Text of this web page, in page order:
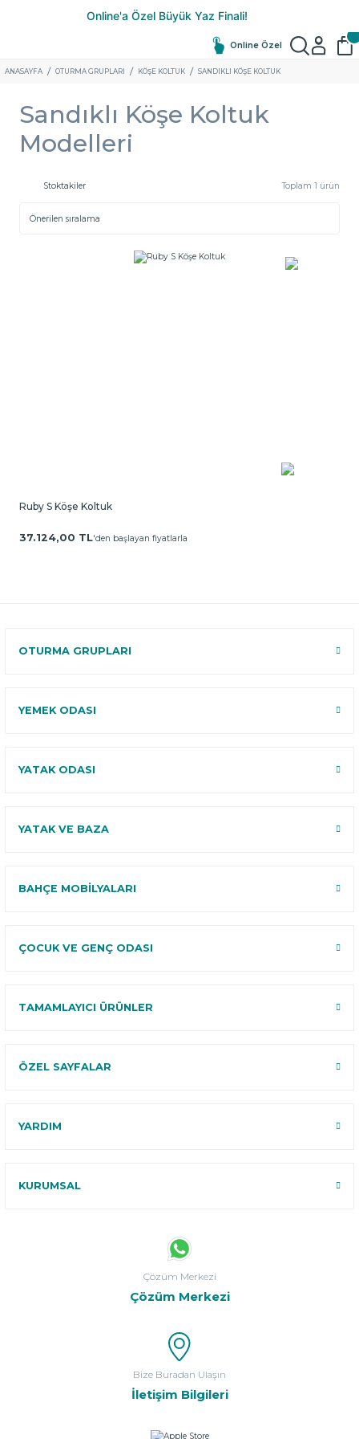
Online Özel
ANASAYFA OTURMA GRUPLARI KÖŞE KOLTUK SANDIKLI KÖŞE KOLTUK
Sandıklı Köşe Koltuk
Modelleri
Stoktakiler Toplam 1 ürün
Ruby S Köşe Koltuk
37.124,00 TL'den başlayan fiyatlarla
OTURMA GRUPLARI
YEMEK ODASI
YATAK ODASI
YATAK VE BAZA
BAHÇE MOBİLYALARI
ÇOCUK VE GENÇ ODASI
TAMAMLAYICI ÜRÜNLER
ÖZEL SAYFALAR
YARDIM
KURUMSAL
Çözüm Merkezi
Çözüm Merkezi
Bize Buradan Ulaşın
İletişim Bilgileri